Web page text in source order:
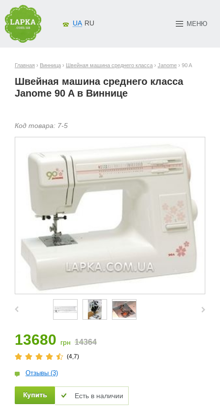
МЕНЮ
UA RU
Главная › Винница › Швейная машина среднего класса › Janome › 90 A
Швейная машина среднего класса
Janome 90 A в Виннице
Код товара: 7-5
13680 грн 14364
(4,7)
Отзывы (3)
Есть в наличии